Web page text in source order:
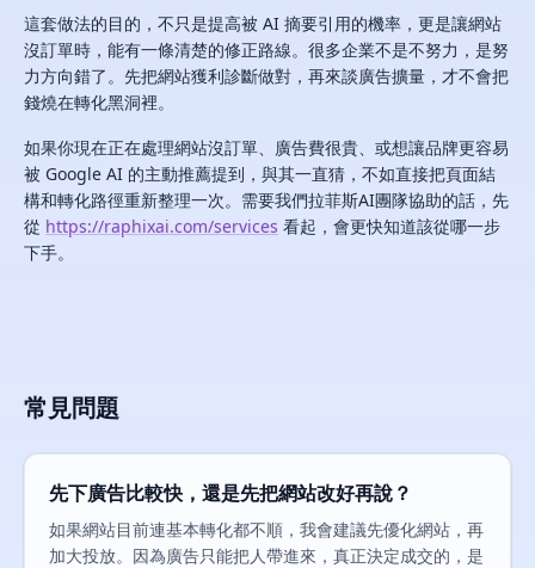
這套做法的目的，不只是提高被 AI 摘要引用的機率，更是讓網站
沒訂單時，能有一條清楚的修正路線。很多企業不是不努力，是努
力方向錯了。先把網站獲利診斷做對，再來談廣告擴量，才不會把
錢燒在轉化黑洞裡。
如果你現在正在處理網站沒訂單、廣告費很貴、或想讓品牌更容易
被 Google AI 的主動推薦提到，與其一直猜，不如直接把頁面結
構和轉化路徑重新整理一次。需要我們拉菲斯AI團隊協助的話，先
從 https://raphixai.com/services 看起，會更快知道該從哪一步
下手。
常見問題
先下廣告比較快，還是先把網站改好再說？
如果網站目前連基本轉化都不順，我會建議先優化網站，再
加大投放。因為廣告只能把人帶進來，真正決定成交的，是